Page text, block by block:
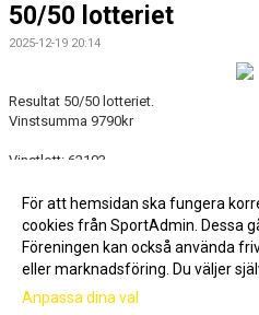
50/50 lotteriet
2025-12-19 20:14
Resultat 50/50 lotteriet.
Vinstsumma 9790kr
Vinstlott: 62103
Fler nyheter >>
För att hemsidan ska fungera
cookies från SportAdmin. Dessa
Föreningen kan också använda
eller marknadsföring. Du väljer
Anpassa dina val